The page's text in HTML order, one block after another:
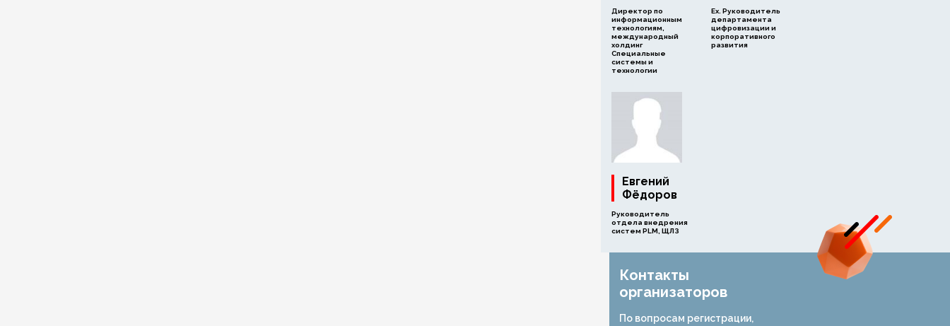
Директор по
информационным
технологиям,
международный
холдинг
Специальные
системы и
технологии
Ех. Руководитель
департамента
цифровизации и
корпоративного
развития
Евгений
Фёдоров
Руководитель
отдела внедрения
систем PLM, ЩЛЗ
Контакты
организаторов
По вопросам регистрации,